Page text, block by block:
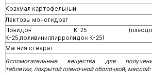
Крахмал картофельный
Лактозы моногидрат
Повидон К-25
К-25,поливинилпирролидон К-25)
Магния стеарат
Вспомогательные вещества для
таблетки, покрытой пленочной оболочкой, массой: